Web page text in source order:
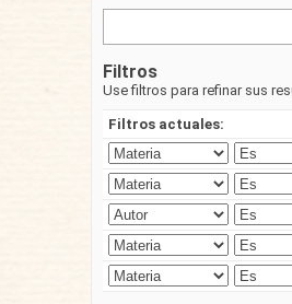
Filtros
Use filtros para refinar sus
Filtros actuales: